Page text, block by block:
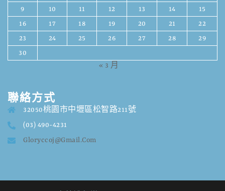
9
10 11 12 13 14
15
16
17 18 19 20 21
22
23
24 25 26 27 28
29
30
« 3 月
聯絡方式
32050桃園市中壢區松智路211號
(03) 490-4231
Gloryccoj@gmail.com